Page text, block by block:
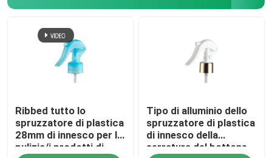
Bottiglia di plastica cosmetica
Bottiglia di vetro dell'olio essenziale
Ribbed tutto lo
spruzzatore di plastica
28mm di innesco per la
pulizia/i prodotti di
Tipo di alluminio dello
spruzzatore di plastica
di innesco della
serratura del bottone